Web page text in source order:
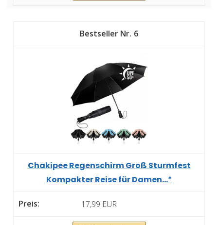
6
Chakipee Regenschirm Groß Sturmfest
Kompakter Reise für Damen...*
17,99 EUR